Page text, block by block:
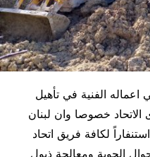
اعماله الفنية في تأهيل
الاتحاد خصوصا وان لبنان
لكافة فريق اتحاد
الجوية ومعالجة ذيول